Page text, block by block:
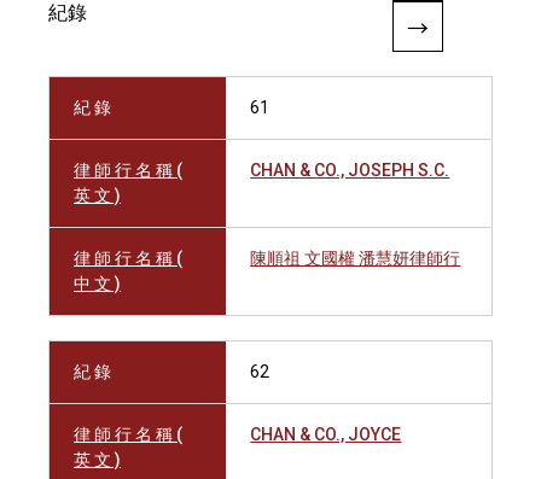
紀錄
紀 錄 61
律 師 行 名 稱 (
英 文 )
CHAN & CO., JOSEPH S.C.
律 師 行 名 稱 (
中 文 )
陳順祖 文國權 潘慧妍律師行
紀 錄 62
律 師 行 名 稱 (
英 文 )
CHAN & CO., JOYCE